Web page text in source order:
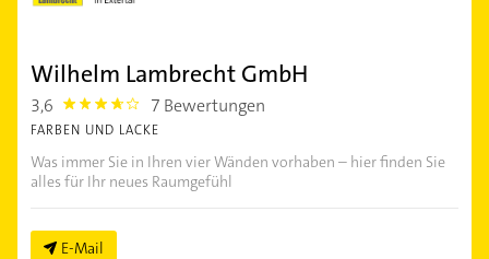
Wilhelm Lambrecht GmbH
3,6 3.6000001 7 Bewertungen
FARBEN UND LACKE
Was immer Sie in Ihren vier Wänden vorhaben – hier finden Sie
alles für Ihr neues Raumgefühl
E-Mail